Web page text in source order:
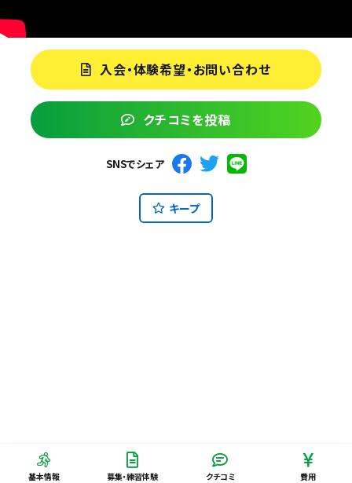
入会・体験希望・お問い合わせ
クチコミを投稿
SNSでシェア
キープ
基本情報 募集・練習体験 クチコミ 費用